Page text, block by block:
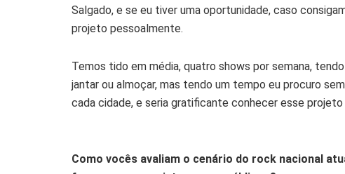
Salgado, e se eu tiver uma oportunidade, caso
projeto pessoalmente.
Temos tido em média, quatro shows por semana,
jantar ou almoçar, mas tendo um tempo eu procuro
cada cidade, e seria gratificante conhecer esse projeto
Como vocês avaliam o cenário do rock nacional